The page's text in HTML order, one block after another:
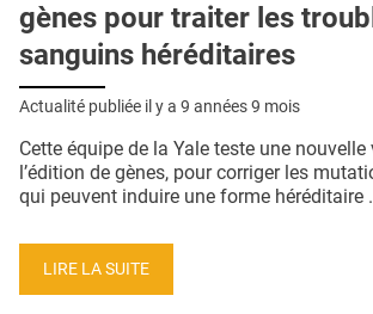
gènes pour traiter les
sanguins héréditaires
Actualité publiée il y a 9 années 9 mois
Cette équipe de la Yale teste une nouvelle
l’édition de gènes, pour corriger les
qui peuvent induire une forme héréditaire
LIRE LA SUITE